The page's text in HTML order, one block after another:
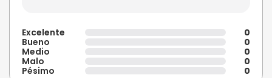
Excelente
0
Bueno
0
Medio
0
Malo
0
Pésimo
0